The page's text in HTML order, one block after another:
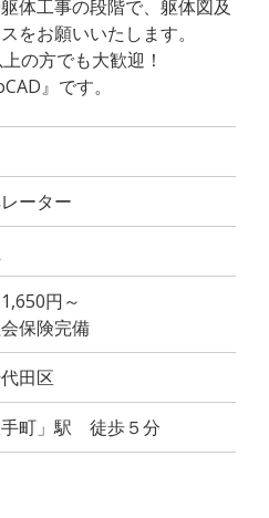
体工事の段階で、躯体図及
をお願いいたします。
の方でも大歓迎！
』です。
ーター
円～
保険完備
田区
町」駅 徒歩５分